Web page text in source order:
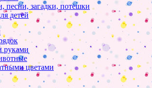
песни, загадки, потешки
детей
руками
цветами